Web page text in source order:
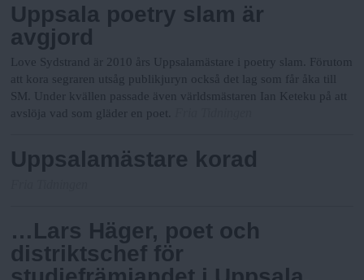
Uppsala poetry slam är
avgjord
Love Sydstrand är 2010 års Uppsalamästare i poetry slam. Förutom
att kora segraren utsåg publikjuryn också det lag som får åka till
SM. Under kvällen passade även världsmästaren Ian Keteku på att
avslöja vad som gläder en poet.
Uppsalamästare korad
…Lars Häger, poet och
distriktschef för